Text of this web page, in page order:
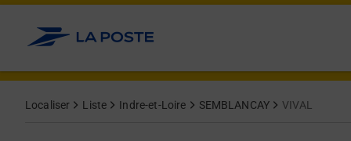
Allez au contenu
Localiser Liste Indre-et-Loire SEMBLANCAY VIVAL
Day of the WeekHours
Get directions to Relais Pickup at 1 RUE DES TILLEULS
lien s'ouvre dans un nouvel onglet